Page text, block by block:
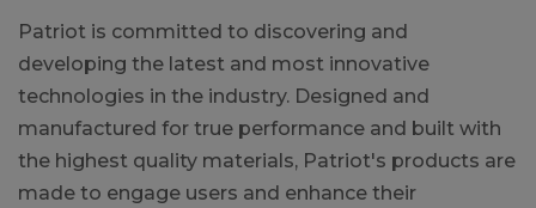
Patriot is committed to discovering and
developing the latest and most innovative
technologies in the industry. Designed and
manufactured for true performance and built with
the highest quality materials, Patriot's products are
made to engage users and enhance their